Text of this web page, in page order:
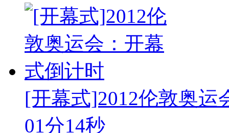
[开幕式]2012伦敦奥运
01分14秒